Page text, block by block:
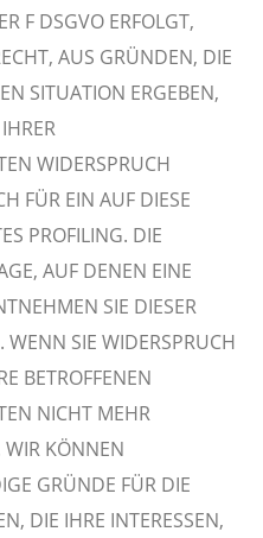
F DSGVO ERFOLGT,
AUS GRÜNDEN, DIE
SITUATION ERGEBEN,
WIDERSPRUCH
FÜR EIN AUF DIESE
PROFILING. DIE
AUF DENEN EINE
SIE DIESER
SIE WIDERSPRUCH
BETROFFENEN
NICHT MEHR
WIR KÖNNEN
GRÜNDE FÜR DIE
DIE IHRE INTERESSEN,